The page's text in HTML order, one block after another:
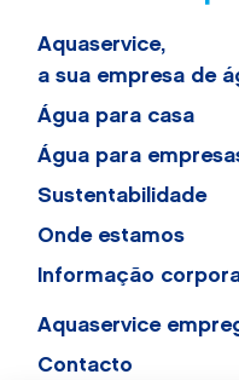
Aquaservice,
a sua empresa de
Água para casa
Água para
Sustentabilidade
Onde estamos
Informação
Aquaservice
Contacto